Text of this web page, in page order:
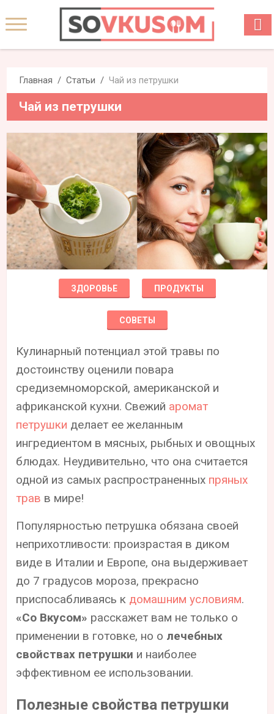
Главная Статьи Чай из петрушки
Чай из петрушки
ЗДОРОВЬЕ ПРОДУКТЫ
СОВЕТЫ
Кулинарный потенциал этой травы по
достоинству оценили повара
средиземноморской, американской и
африканской кухни. Свежий аромат
петрушки делает ее желанным
ингредиентом в мясных, рыбных и овощных
блюдах. Неудивительно, что она считается
одной из самых распространенных пряных
трав в мире!
Популярностью петрушка обязана своей
неприхотливости: произрастая в диком
виде в Италии и Европе, она выдерживает
до 7 градусов мороза, прекрасно
приспосабливаясь к домашним условиям.
«Со Вкусом» расскажет вам не только о
применении в готовке, но о лечебных
свойствах петрушки и наиболее
эффективном ее использовании.
Полезные свойства петрушки